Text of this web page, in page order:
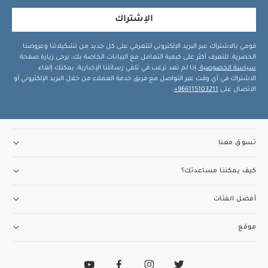
الإشتراك
قومي بالاشتراك عبر البريد الإلكتروني لتتعرفي على كل جديد من تشكيلاتنا وعروضنا
الحصرية. للتعرف أكثر على كيفية التعامل مع البيانات الخاصة بك، يرجى زيارة صفحة
سياسة الخصوصية .إذا لم تعد ترغب في تلقي رسائلنا الإخبارية، يمكنك إلغاء
الاشتراك في أي وقت عبر التواصل مع فريق خدمة العملاء من خلال البريد الإلكتروني أو
الاتصال على 966115103211+
.
تسوق معنا
كيف يمكننا مساعدتك؟
أفضل الفئات
موقع